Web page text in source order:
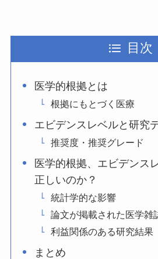
目次
医学的根拠とは
根拠にもとづく医療
エビデンスレベルと研究
推奨度・推奨グレード
医学的根拠、エビデンス
正しいのか？
統計学的な影響
論文が掲載された医学雑
利益関係のある研究結果
まとめ